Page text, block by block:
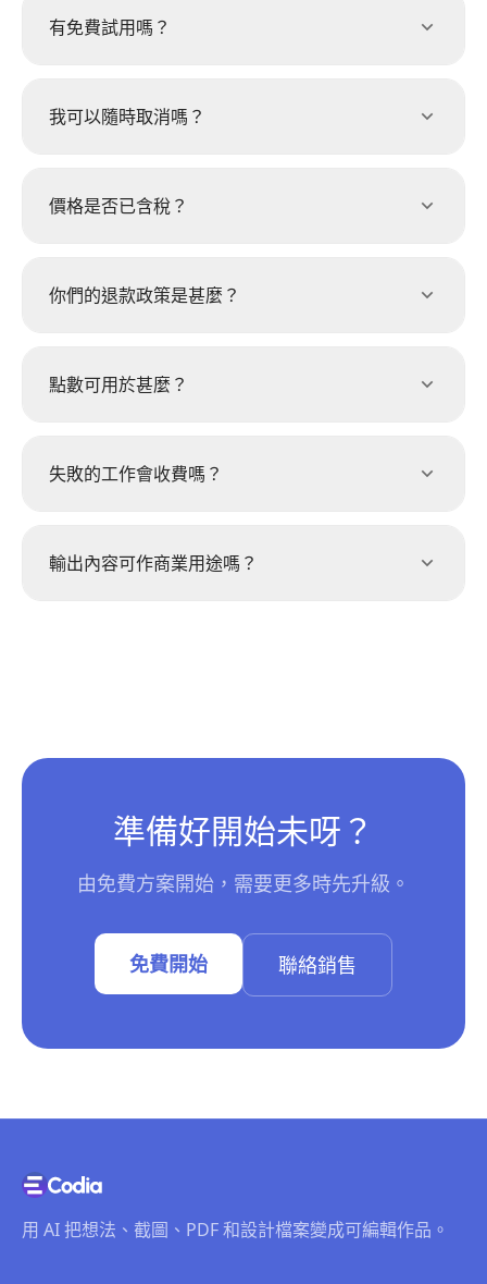
有免費試用嗎？
我可以隨時取消嗎？
價格是否已含稅？
你們的退款政策是甚麼？
點數可用於甚麼？
失敗的工作會收費嗎？
輸出內容可作商業用途嗎？
準備好開始未呀？
由免費方案開始，需要更多時先升級。
免費開始 聯絡銷售
用 AI 把想法、截圖、PDF 和設計檔案變成可編輯作品。